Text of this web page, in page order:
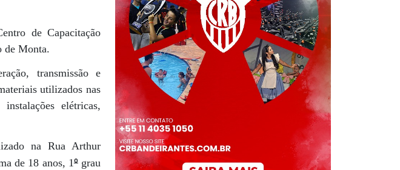
de Capacitação
de Monta.
transmissão e
utilizados nas
elétricas,
na Rua Arthur
de 18 anos, 1ºgrau